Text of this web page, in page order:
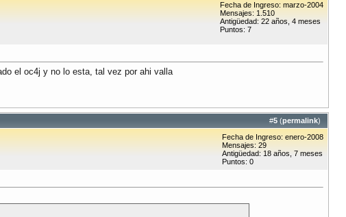
Fecha de Ingreso: marzo-2004
Mensajes: 1.510
Antigüedad: 22 años, 4 meses
Puntos: 7
el oc4j y no lo esta, tal vez por ahi valla
#5 (permalink)
Fecha de Ingreso: enero-2008
Mensajes: 29
Antigüedad: 18 años, 7 meses
Puntos: 0